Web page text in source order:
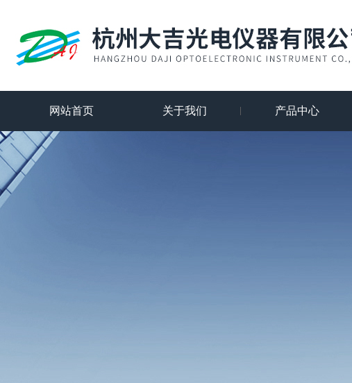
网站首页 关于我们 产品中心